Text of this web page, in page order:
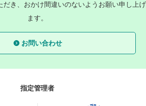
き、おかけ間違いのないようお願い申し上げ
ます。
お問い合わせ
指定管理者